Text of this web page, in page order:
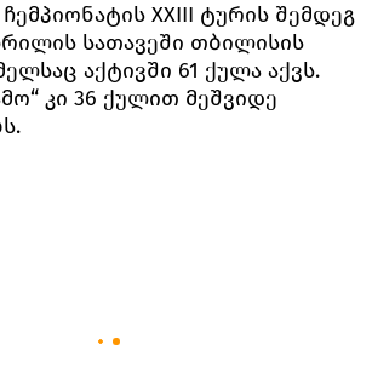
XXIII ტურის შემდეგ
სათავეში თბილისის
აქტივში 61 ქულა აქვს.
კი 36 ქულით მეშვიდე